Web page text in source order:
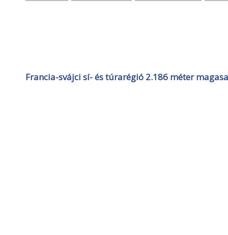
Francia-svájci sí- és túrarégió 2.186 méter